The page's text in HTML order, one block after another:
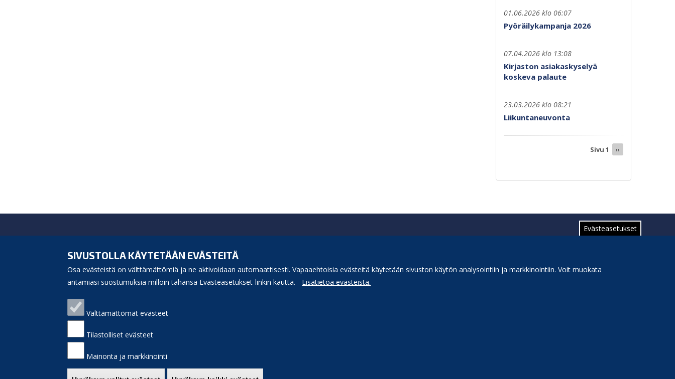
Evästeasetukset
SIVUSTOLLA KÄYTETÄÄN EVÄSTEITÄ
Osa evästeistä on välttämättömiä ja ne aktivoidaan automaattisesti. Vapaaehtoisia evästeitä käytetään sivuston käytön analysointiin ja markkinointiin. Voit muokata
antamiasi suostumuksia milloin tahansa Evästeasetukset-linkin kautta.
Lisätietoa evästeistä.
Välttämättömät evästeet
Tilastolliset evästeet
Mainonta ja markkinointi
01.06.2026 klo 06:07
Pyöräilykampanja 2026
07.04.2026 klo 13:08
Kirjaston asiakaskyselyä
koskeva palaute
23.03.2026 klo 08:21
Liikuntaneuvonta
Sivu 1
Seuraava
sivu
››
Virastotie 5A
92400 Ruukki
puh. 040 3156 299
Puhelinluettelo
Laskutusosoite
Saavutettavuus